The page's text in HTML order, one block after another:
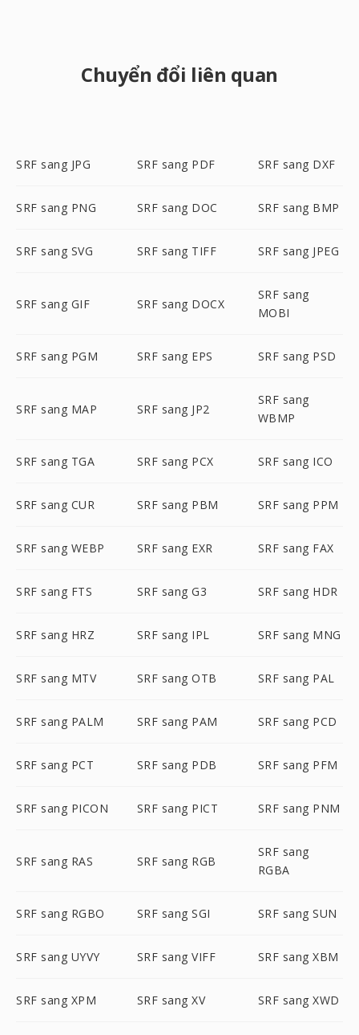
Chuyển đổi liên quan
SRF sang JPG SRF sang PDF SRF sang DXF
SRF sang PNG SRF sang DOC SRF sang BMP
SRF sang SVG SRF sang TIFF SRF sang JPEG
SRF sang GIF SRF sang DOCX
SRF sang
MOBI
SRF sang PGM SRF sang EPS SRF sang PSD
SRF sang MAP SRF sang JP2
SRF sang
WBMP
SRF sang TGA SRF sang PCX SRF sang ICO
SRF sang CUR SRF sang PBM SRF sang PPM
SRF sang WEBP SRF sang EXR SRF sang FAX
SRF sang FTS SRF sang G3 SRF sang HDR
SRF sang HRZ SRF sang IPL SRF sang MNG
SRF sang MTV SRF sang OTB SRF sang PAL
SRF sang PALM SRF sang PAM SRF sang PCD
SRF sang PCT SRF sang PDB SRF sang PFM
SRF sang PICON SRF sang PICT SRF sang PNM
SRF sang RAS SRF sang RGB
SRF sang
RGBA
SRF sang RGBO SRF sang SGI SRF sang SUN
SRF sang UYVY SRF sang VIFF SRF sang XBM
SRF sang XPM SRF sang XV SRF sang XWD